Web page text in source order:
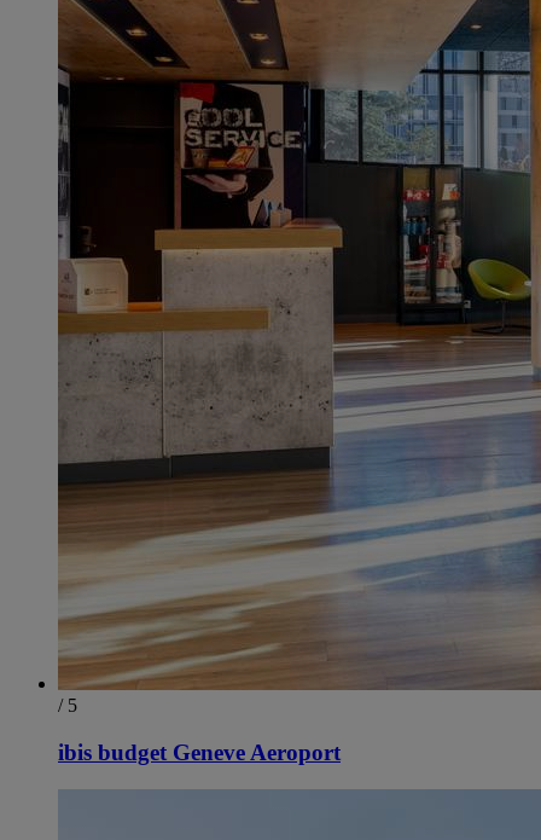
/ 5
ibis budget Geneve Aeroport